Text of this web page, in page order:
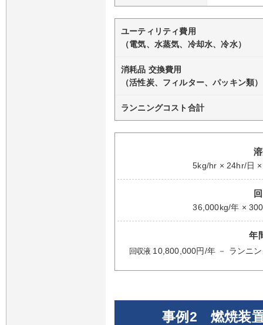
ユーティリティ費用
（電気、水蒸気、冷却水、冷水）
消耗品 交換費用
（活性炭、フィルター、パッキン類）
ランニングコスト合計
5kg/hr × 24hr/日
36,000kg/年 ×
年
回収液 10,800,000円/年 － ランニ
事例2 燃焼装